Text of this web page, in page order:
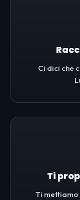
Ci dici che
Ti
Ti mettiamo